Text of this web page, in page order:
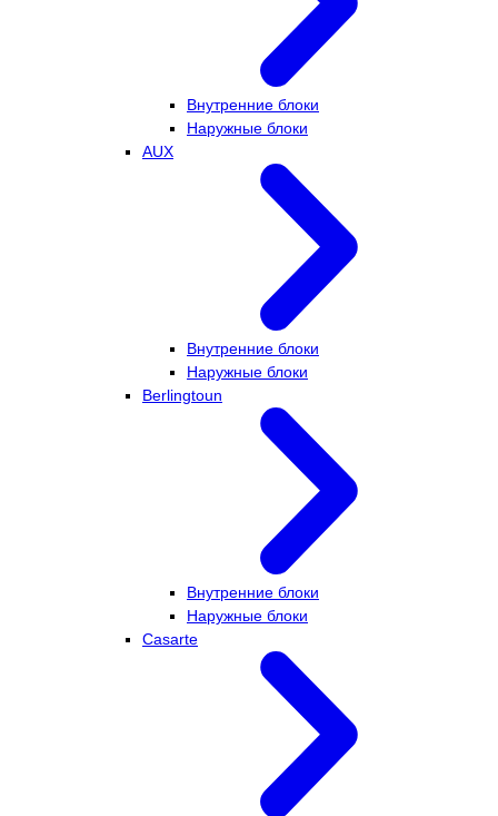
Внутренние блоки
Наружные блоки
AUX
Внутренние блоки
Наружные блоки
Berlingtoun
Внутренние блоки
Наружные блоки
Casarte